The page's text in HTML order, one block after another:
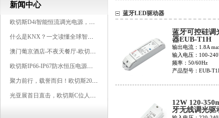
新闻中心
欧切斯D4i智能恒流调光电源，引领未来照明生态
什么是KNX？一文读懂全球智能建筑控制标准
澳门葡京酒店-不夜天餐厅-欧切斯KNX智能控制系统打造高端智慧空间
欧切斯IP66-IP67防水恒压电源，无惧风雨，智稳如一
聚力前行，载誉而归！欧切斯2026光亚展完美收官
光亚展首日直击，欧切斯C位人气爆棚-双奖加冕，实力再出圈
蓝牙LED驱动器
蓝牙可控硅调
器EUB-T1H
输出电流：1.8A
输入电压：100-
频率：50/60Hz
产品型号：EUB-
12W 120-
牙无线调光驱